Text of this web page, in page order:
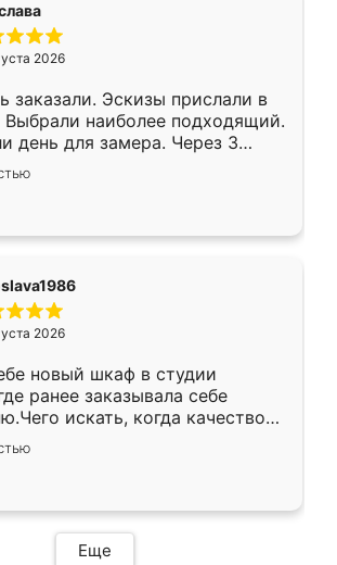
2026
заказали. Эскизы прислали в
Выбрали наиболее подходящий.
день для замера. Через 3
была уже готова. Остались
Спасибо Ренессанс
работу!
2026
новый шкаф в студии
ранее заказывала себе
искать, когда качеством
Служит кухня уже почти
нет.
Еще